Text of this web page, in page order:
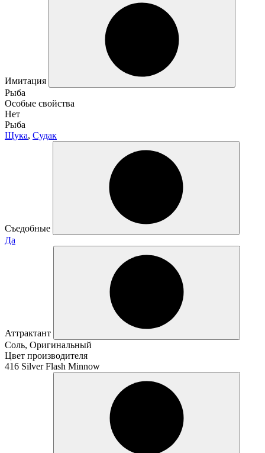
Имитация
Рыба
Особые свойства
Нет
Рыба
Щука, Судак
Съедобные
Да
Аттрактант
Соль, Оригинальный
Цвет производителя
416 Silver Flash Minnow